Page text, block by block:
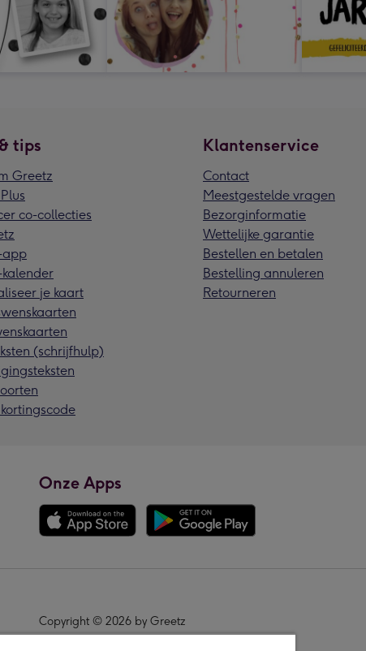
tips
Greetz
co-collecties
app
je kaart
(schrijfhulp)
Klantenservice
Contact
Meestgestelde vragen
Bezorginformatie
Wettelijke garantie
Bestellen en betalen
Bestelling annuleren
Retourneren
Onze Apps
Copyright © 2026 by Greetz